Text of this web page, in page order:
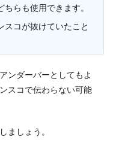
らも使用できます。
スコが抜けていたこと
ンダーバーとしてもよ
スコで伝わらない可能
ましょう。